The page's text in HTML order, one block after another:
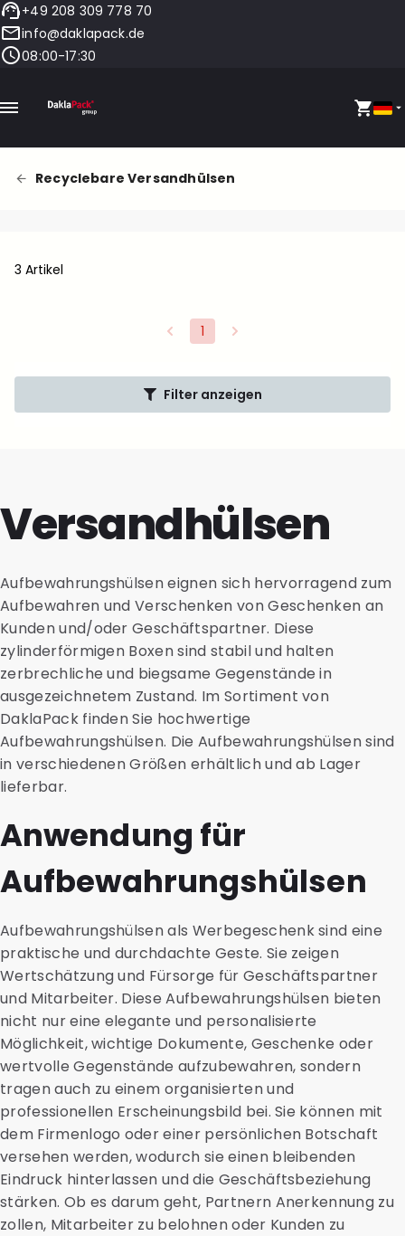
+49 208 309 778 70
info@daklapack.de
08:00-17:30
Recyclebare Versandhülsen
3 Artikel
1
Filter anzeigen
Versandhülsen
Aufbewahrungshülsen eignen sich hervorragend zum
Aufbewahren und Verschenken von Geschenken an
Kunden und/oder Geschäftspartner. Diese
zylinderförmigen Boxen sind stabil und halten
zerbrechliche und biegsame Gegenstände in
ausgezeichnetem Zustand. Im Sortiment von
DaklaPack finden Sie hochwertige
Aufbewahrungshülsen. Die Aufbewahrungshülsen sind
in verschiedenen Größen erhältlich und ab Lager
lieferbar.
Anwendung für
Aufbewahrungshülsen
Aufbewahrungshülsen als Werbegeschenk sind eine
praktische und durchdachte Geste. Sie zeigen
Wertschätzung und Fürsorge für Geschäftspartner
und Mitarbeiter. Diese Aufbewahrungshülsen bieten
nicht nur eine elegante und personalisierte
Möglichkeit, wichtige Dokumente, Geschenke oder
wertvolle Gegenstände aufzubewahren, sondern
tragen auch zu einem organisierten und
professionellen Erscheinungsbild bei. Sie können mit
dem Firmenlogo oder einer persönlichen Botschaft
versehen werden, wodurch sie einen bleibenden
Eindruck hinterlassen und die Geschäftsbeziehung
stärken. Ob es darum geht, Partnern Anerkennung zu
zollen, Mitarbeiter zu belohnen oder Kunden zu